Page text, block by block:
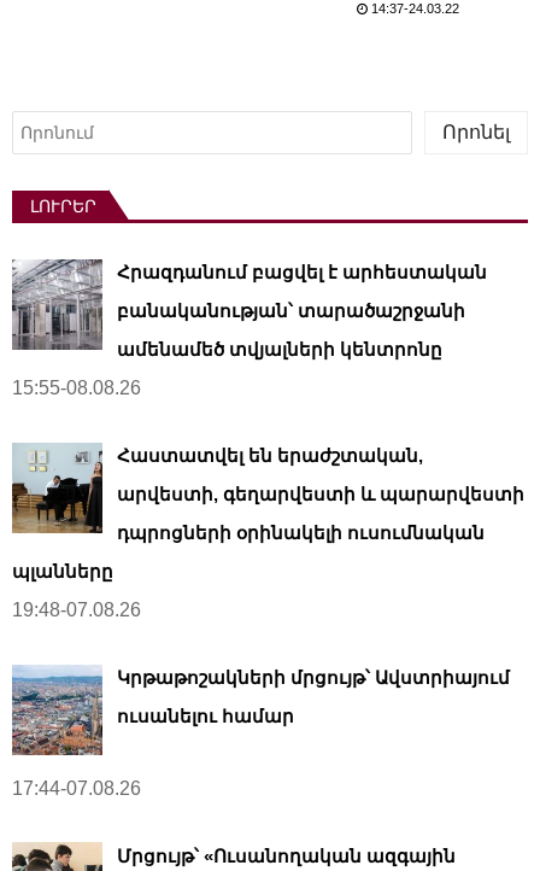
14:37-24.03.22
Որոնել
Որոնել
ԼՈՒՐԵՐ
Հրազդանում բացվել է արհեստական ​​
բանականության՝ տարածաշրջանի
ամենամեծ տվյալների կենտրոնը
15:55-08.08.26
Հաստատվել են երաժշտական,
արվեստի, գեղարվեստի և պարարվեստի
դպրոցների օրինակելի ուսումնական
պլանները
19:48-07.08.26
Կրթաթոշակների մրցույթ՝ Ավստրիայում
ուսանելու համար
17:44-07.08.26
Մրցույթ՝ «Ուսանողական ազգային